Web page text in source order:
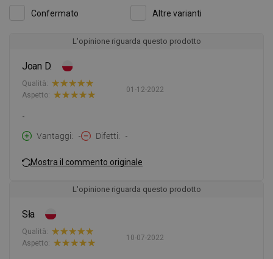
Confermato Altre varianti
L'opinione riguarda questo prodotto
Joan D.
01-12-2022
Qualità:
Aspetto:
-
Vantaggi
- Difetti -
Mostra il commento originale
L'opinione riguarda questo prodotto
Sła
10-07-2022
Qualità:
Aspetto: